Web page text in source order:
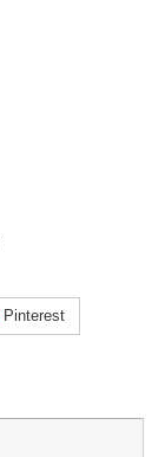
Pinterest